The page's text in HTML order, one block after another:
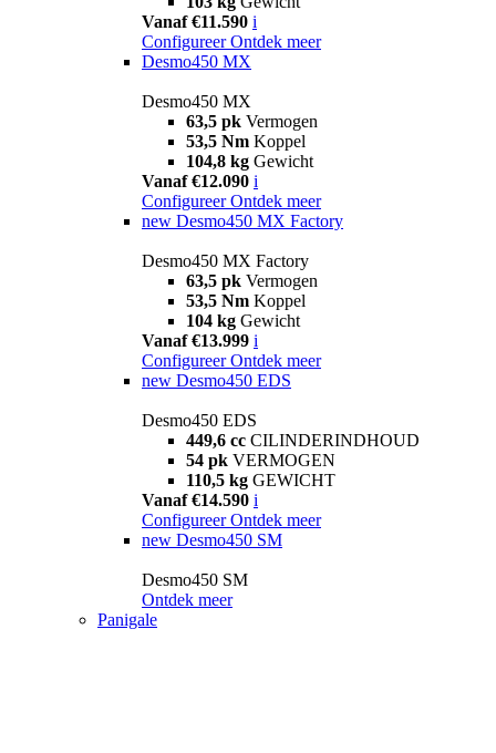
Vanaf €11.590 i
Configureer Ontdek meer
Desmo450 MX
Desmo450 MX
63,5 pk Vermogen
53,5 Nm Koppel
104,8 kg Gewicht
Vanaf €12.090 i
Configureer Ontdek meer
new Desmo450 MX Factory
Desmo450 MX Factory
63,5 pk Vermogen
53,5 Nm Koppel
104 kg Gewicht
Vanaf €13.999 i
Configureer Ontdek meer
new Desmo450 EDS
Desmo450 EDS
449,6 cc CILINDERINDHOUD
54 pk VERMOGEN
110,5 kg GEWICHT
Vanaf €14.590 i
Configureer Ontdek meer
new Desmo450 SM
Desmo450 SM
Ontdek meer
Panigale